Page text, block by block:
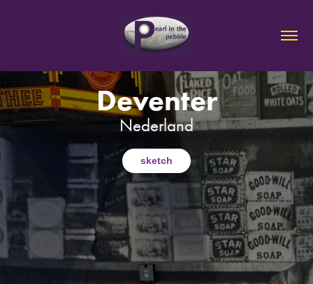
Deventer
Nederland
sketch